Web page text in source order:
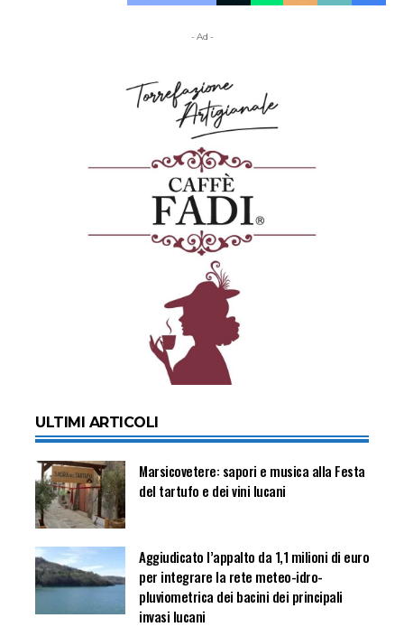
- Ad -
ULTIMI ARTICOLI
Marsicovetere: sapori e musica alla Festa
del tartufo e dei vini lucani
Aggiudicato l’appalto da 1,1 milioni di euro
per integrare la rete meteo-idro-
pluviometrica dei bacini dei principali
invasi lucani